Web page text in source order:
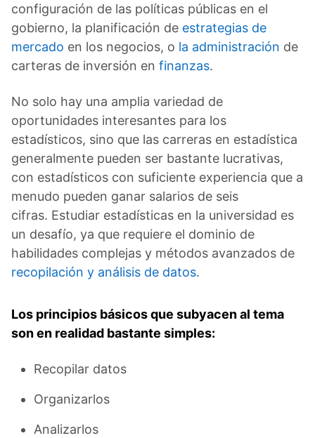
configuración de las políticas públicas en el
gobierno, la planificación de estrategias de
mercado en los negocios, o la administración de
carteras de inversión en finanzas.
No solo hay una amplia variedad de
oportunidades interesantes para los
estadísticos, sino que las carreras en estadística
generalmente pueden ser bastante lucrativas,
con estadísticos con suficiente experiencia que a
menudo pueden ganar salarios de seis
cifras. Estudiar estadísticas en la universidad es
un desafío, ya que requiere el dominio de
habilidades complejas y métodos avanzados de
recopilación y análisis de datos.
Los principios básicos que subyacen al tema
son en realidad bastante simples:
Recopilar datos
Organizarlos
Analizarlos